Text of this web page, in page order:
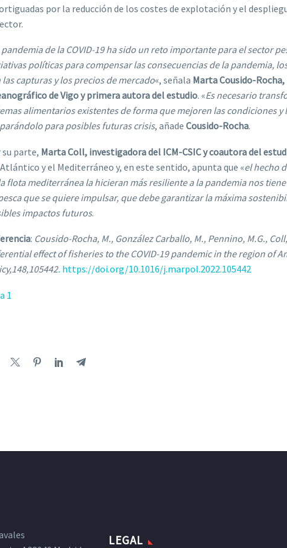
por la reducción de los costes de explotación y el
pandemia de la COVID-19 ha sido un reto importante para el sector
políticas para compensar las consecuencias de la pandemia,
las capturas y los precios de mercado«, señala Marta Cousido-
de Vigo y primera autora del estudio. «Es necesario
alimentarios existentes de forma que mejoren las condiciones
para posibles futuras crisis, añade Cousido-Rocha.
su parte, Marta Coll, investigadora del ICM-CSIC y coautora del
y el Mediterráneo y, en este sentido, apunta que «el hecho
flota mediterránea la hicieran más resiliente a la pandemia nos
que se quiere impulsar, que debe garantizar la máxima
impactos futuros.
: Cousido-Rocha, M., González Carballo, M., Pennino, M.G.,
effect of fisheries to the COVID-19 pandemic in the region of
. https://doi.org/10.1016/j.marpol.2022.105442
LEGAL